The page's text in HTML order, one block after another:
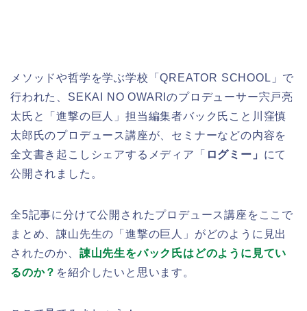
メソッドや哲学を学ぶ学校「QREATOR SCHOOL」で
行われた、SEKAI NO OWARIのプロデューサー宍戸亮
太氏と「進撃の巨人」担当編集者バック氏こと川窪慎
太郎氏のプロデュース講座が、セミナーなどの内容を
全文書き起こしシェアするメディア「 ログミー」 にて
公開されました。
全5記事に分けて公開されたプロデュース講座をここで
まとめ、諌山先生の「進撃の巨人」がどのように見出
されたのか、 諌山先生をバック氏はどのように見てい
るのか？ を紹介したいと思います。